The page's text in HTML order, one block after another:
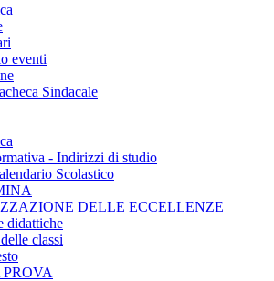
eventi
Sindacale
- Indirizzi di studio
Scolastico
DELLE ECCELLENZE
didattiche
classi